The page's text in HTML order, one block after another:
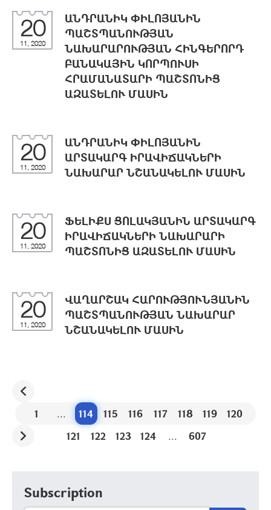
20
11, 2020
ԱՆԴՐԱՆԻԿ ՓԻԼՈՅԱՆԻՆ
ՊԱՇՏՊԱՆՈՒԹՅԱՆ
ՆԱԽԱՐԱՐՈՒԹՅԱՆ ՀԻՆԳԵՐՈՐԴ
ԲԱՆԱԿԱՅԻՆ ԿՈՐՊՈՒՍԻ
ՀՐԱՄԱՆԱՏԱՐԻ ՊԱՇՏՈՆԻՑ
ԱԶԱՏԵԼՈՒ ՄԱՍԻՆ
20
11, 2020
ԱՆԴՐԱՆԻԿ ՓԻԼՈՅԱՆԻՆ
ԱՐՏԱԿԱՐԳ ԻՐԱՎԻՃԱԿՆԵՐԻ
ՆԱԽԱՐԱՐ ՆՇԱՆԱԿԵԼՈՒ ՄԱՍԻՆ
20
11, 2020
ՖԵԼԻՔՍ ՑՈԼԱԿՅԱՆԻՆ ԱՐՏԱԿԱՐԳ
ԻՐԱՎԻՃԱԿՆԵՐԻ ՆԱԽԱՐԱՐԻ
ՊԱՇՏՈՆԻՑ ԱԶԱՏԵԼՈՒ ՄԱՍԻՆ
20
11, 2020
ՎԱՂԱՐՇԱԿ ՀԱՐՈՒԹՅՈՒՆՅԱՆԻՆ
ՊԱՇՏՊԱՆՈՒԹՅԱՆ ՆԱԽԱՐԱՐ
ՆՇԱՆԱԿԵԼՈՒ ՄԱՍԻՆ
1 ... 114 115 116 117 118 119
120
121
122 123 124 ... 607
Subscription